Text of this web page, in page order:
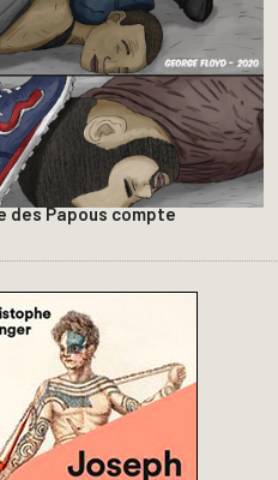
des Papous compte